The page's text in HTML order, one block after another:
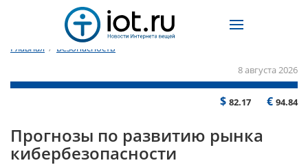
Главная / Безопасность
8 августа 2026
$ 82.17 € 94.84
Прогнозы по развитию рынка
кибербезопасности